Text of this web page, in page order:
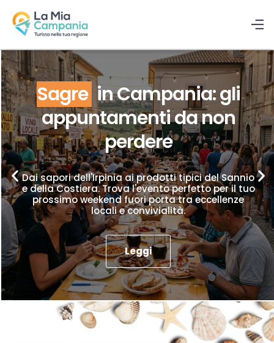
Sagre in Campania: gli
appuntamenti da non
perdere
Dai sapori dell'Irpinia ai prodotti tipici del Sannio
e della Costiera. Trova l'evento perfetto per il tuo
prossimo weekend fuori porta tra eccellenze
locali e convivialità.
Leggi